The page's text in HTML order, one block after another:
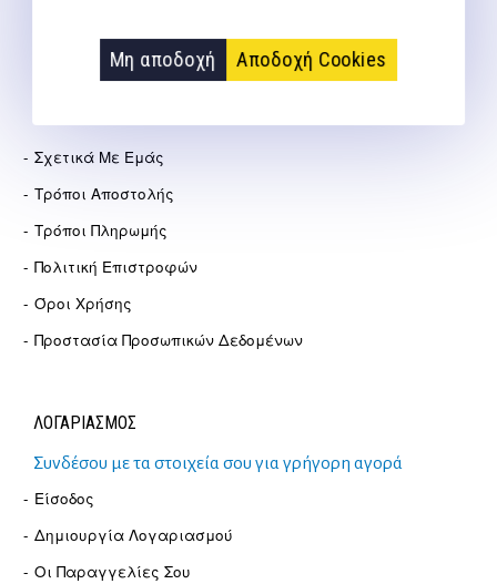
Μη αποδοχή Αποδοχή Cookies
Σχετικά Με Εμάς
Τρόποι Αποστολής
Τρόποι Πληρωμής
Πολιτική Επιστροφών
Όροι Χρήσης
Προστασία Προσωπικών Δεδομένων
ΛΟΓΑΡΙΑΣΜΟΣ
Συνδέσου με τα στοιχεία σου για γρήγορη αγορά
Είσοδος
Δημιουργία Λογαριασμού
Οι Παραγγελίες Σου